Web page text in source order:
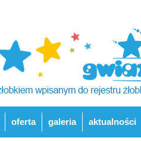
oferta galeria aktualności